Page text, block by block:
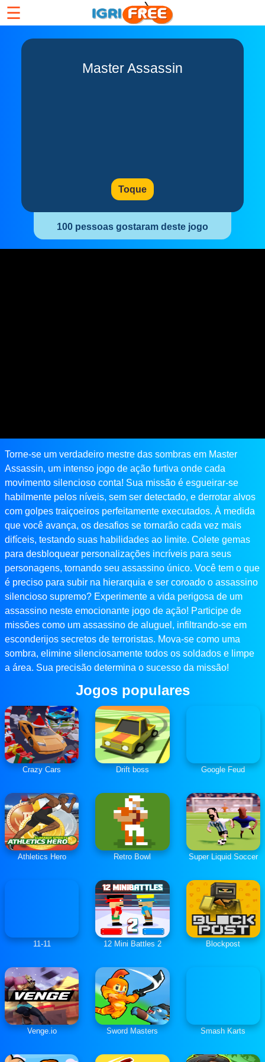
☰
Master Assassin
Toque
100 pessoas gostaram deste jogo
Torne-se um verdadeiro mestre das sombras em Master
Assassin, um intenso jogo de ação furtiva onde cada
movimento silencioso conta! Sua missão é esgueirar-se
habilmente pelos níveis, sem ser detectado, e derrotar alvos
com golpes traiçoeiros perfeitamente executados. À medida
que você avança, os desafios se tornarão cada vez mais
difíceis, testando suas habilidades ao limite. Colete gemas
para desbloquear personalizações incríveis para seus
personagens, tornando seu assassino único. Você tem o que
é preciso para subir na hierarquia e ser coroado o assassino
silencioso supremo? Experimente a vida perigosa de um
assassino neste emocionante jogo de ação! Participe de
missões como um assassino de aluguel, infiltrando-se em
esconderijos secretos de terroristas. Mova-se como uma
sombra, elimine silenciosamente todos os soldados e limpe
a área. Sua precisão determina o sucesso da missão!
Jogos populares
Crazy Cars Drift boss Google Feud
Athletics Hero Retro Bowl Super Liquid Soccer
11-11 12 Mini Battles 2 Blockpost
Venge.io Sword Masters Smash Karts